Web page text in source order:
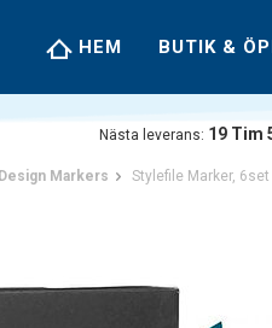
HEM BUTIK &
Nästa leverans: 19 Tim
Design Markers Stylefile Marker,